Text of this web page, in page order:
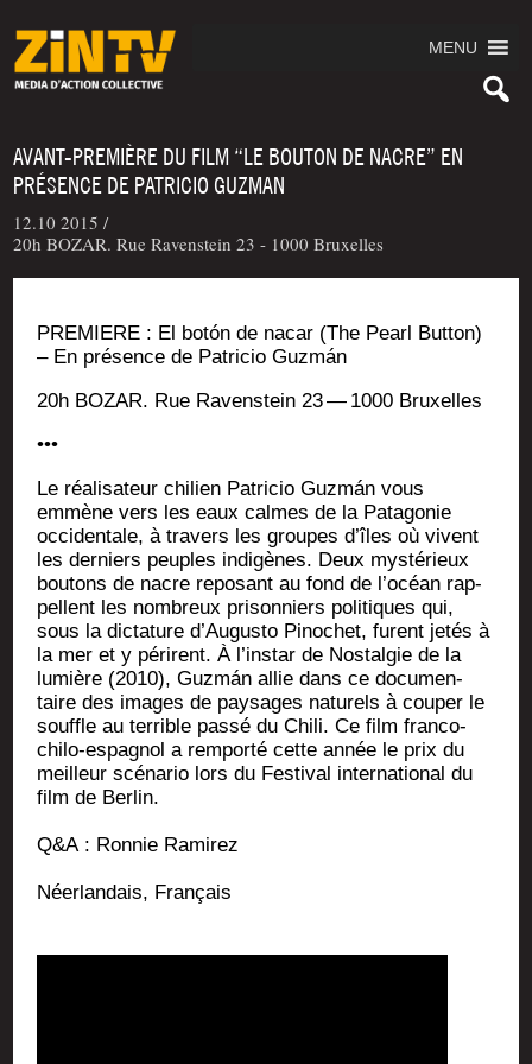
MENU
AVANT-PREMIÈRE DU FILM “LE BOUTON DE NACRE” EN
PRÉSENCE DE PATRICIO GUZMAN
12.10 2015 /
20h BOZAR. Rue Ravenstein 23 - 1000 Bruxelles
PREMIERE : El botón de nacar (The Pearl But­ton)
– En pré­sence de Patri­cio Guzmán
20h BOZAR. Rue Raven­stein 23 — 1000 Bruxelles
•••
Le réa­li­sa­teur chi­lien Patri­cio Guzmán vous
emmène vers les eaux calmes de la Pata­go­nie
occi­den­tale, à tra­vers les groupes d’îles où vivent
les der­niers peuples indi­gènes. Deux mys­té­rieux
bou­tons de nacre repo­sant au fond de l’océan rap­
pellent les nom­breux pri­son­niers poli­tiques qui,
sous la dic­ta­ture d’Augusto Pino­chet, furent jetés à
la mer et y périrent. À l’instar de Nos­tal­gie de la
lumière (2010), Guzmán allie dans ce docu­men­
taire des images de pay­sages natu­rels à cou­per le
souffle au ter­rible pas­sé du Chi­li. Ce film fran­co-
chi­lo-espa­gnol a rem­por­té cette année le prix du
meilleur scé­na­rio lors du Fes­ti­val inter­na­tio­nal du
film de Berlin.
Q&A : Ron­nie Ramirez
Néer­lan­dais, Français